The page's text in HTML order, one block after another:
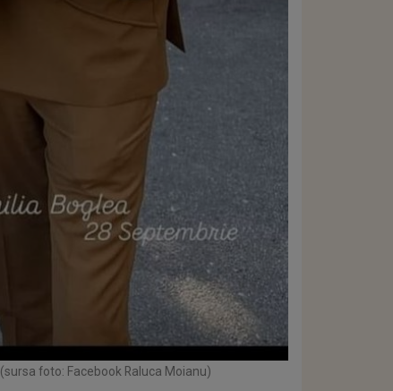
(sursa foto: Facebook Raluca Moianu)